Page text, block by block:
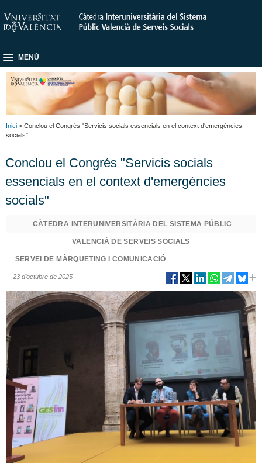
MENÚ
Inici > Conclou el Congrés "Servicis socials essencials en el context d'emergències
socials"
Conclou el Congrés "Servicis socials
essencials en el context d'emergències
socials"
CÀTEDRA INTERUNIVERSITÀRIA DEL SISTEMA PÚBLIC
VALENCIÀ DE SERVEIS SOCIALS
SERVEI DE MÀRQUETING I COMUNICACIÓ
23 d’octubre de 2025